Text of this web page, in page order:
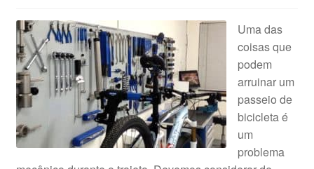
Contato
Uma das
coisas que
podem
arruinar um
passeio de
bicicleta é
um
problema